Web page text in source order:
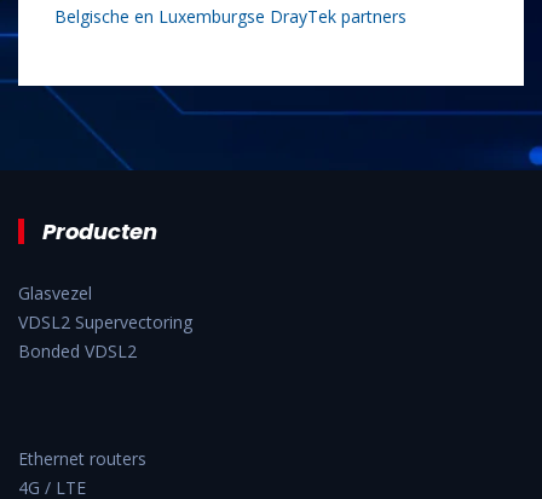
Belgische en Luxemburgse DrayTek partners
Producten
Glasvezel
VDSL2 Supervectoring
Bonded VDSL2
Ethernet routers
4G / LTE